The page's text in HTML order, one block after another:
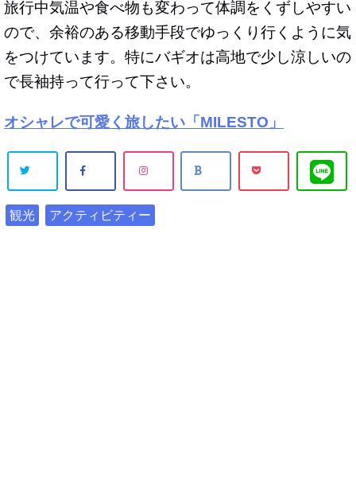
旅行中気温や食べ物も変わって体調をくずしやすい
ので、余裕のある移動手段でゆっくり行くように気
をつけています。特にバギオは高地で少し涼しいの
で長袖持って行って下さい。
オシャレで可愛く旅したい「MILESTO」
観光 アクティビティー